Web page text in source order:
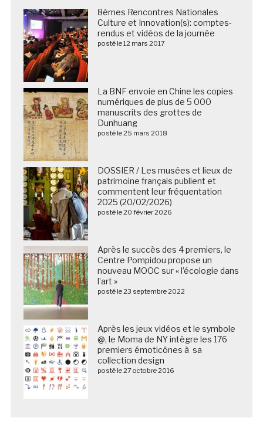
8èmes Rencontres Nationales
Culture et Innovation(s): comptes-
rendus et vidéos de la journée
posté le 12 mars 2017
La BNF envoie en Chine les copies
numériques de plus de 5 000
manuscrits des grottes de
Dunhuang
posté le 25 mars 2018
DOSSIER / Les musées et lieux de
patrimoine français publient et
commentent leur fréquentation
2025 (20/02/2026)
posté le 20 février 2026
Après le succès des 4 premiers, le
Centre Pompidou propose un
nouveau MOOC sur « l’écologie dans
l’art »
posté le 23 septembre 2022
Après les jeux vidéos et le symbole
@, le Moma de NY intègre les 176
premiers émoticônes à sa
collection design
posté le 27 octobre 2016